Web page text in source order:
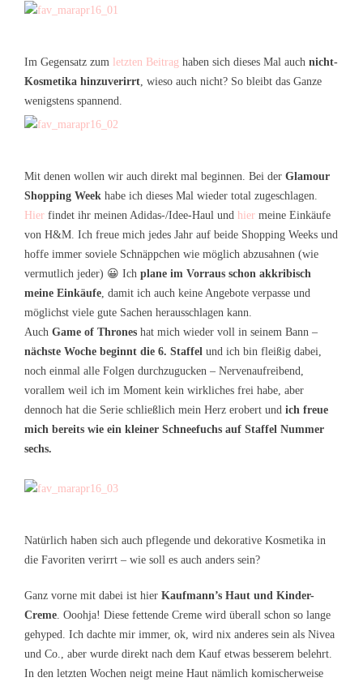
Im Gegensatz zum letzten Beitrag haben sich dieses Mal auch nicht-
Kosmetika hinzuverirrt, wieso auch nicht? So bleibt das Ganze
wenigstens spannend.
Mit denen wollen wir auch direkt mal beginnen. Bei der Glamour
Shopping Week habe ich dieses Mal wieder total zugeschlagen.
Hier findet ihr meinen Adidas-/Idee-Haul und hier meine Einkäufe
von H&M. Ich freue mich jedes Jahr auf beide Shopping Weeks und
hoffe immer soviele Schnäppchen wie möglich abzusahnen (wie
vermutlich jeder) 😀 Ich plane im Vorraus schon akkribisch
meine Einkäufe, damit ich auch keine Angebote verpasse und
möglichst viele gute Sachen herausschlagen kann.
Auch Game of Thrones hat mich wieder voll in seinem Bann –
nächste Woche beginnt die 6. Staffel und ich bin fleißig dabei,
noch einmal alle Folgen durchzugucken – Nervenaufreibend,
vorallem weil ich im Moment kein wirkliches frei habe, aber
dennoch hat die Serie schließlich mein Herz erobert und ich freue
mich bereits wie ein kleiner Schneefuchs auf Staffel Nummer
sechs.
Natürlich haben sich auch pflegende und dekorative Kosmetika in
die Favoriten verirrt – wie soll es auch anders sein?
Ganz vorne mit dabei ist hier Kaufmann’s Haut und Kinder-
Creme. Ooohja! Diese fettende Creme wird überall schon so lange
gehyped. Ich dachte mir immer, ok, wird nix anderes sein als Nivea
und Co., aber wurde direkt nach dem Kauf etwas besserem belehrt.
In den letzten Wochen neigt meine Haut nämlich komischerweise